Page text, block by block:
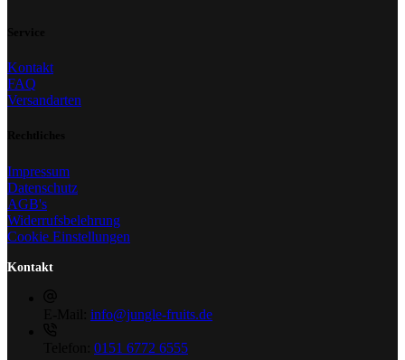
Kontakt
FAQ
Versandarten
Impressum
Datenschutz
AGB's
Widerrufsbelehrung
Cookie Einstellungen
Kontakt
info@jungle-fruits.de
0151 6772 6555